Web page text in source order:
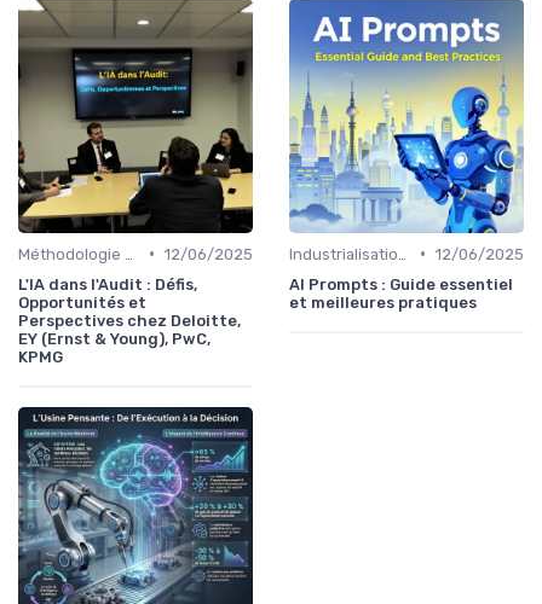
• 12/06/2025
L'IA dans l'Audit : Défis,
Opportunités et
Perspectives chez Deloitte,
EY (Ernst & Young), PwC,
KPMG
• 12/06/2025
AI Prompts : Guide essentiel
et meilleures pratiques